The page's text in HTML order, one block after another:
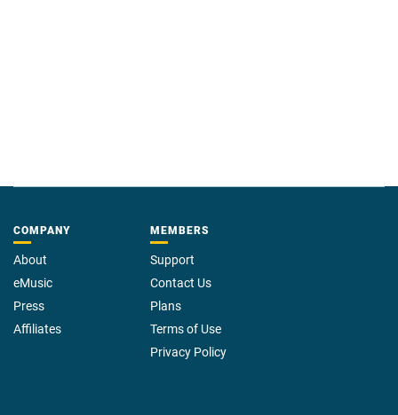
COMPANY
About
eMusic
Press
Affiliates
MEMBERS
Support
Contact Us
Plans
Terms of Use
Privacy Policy